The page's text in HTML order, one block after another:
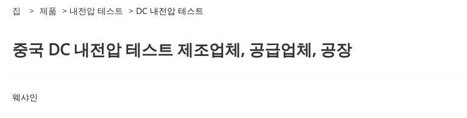
집 > 제품 > 내전압 테스트 > DC 내전압 테스트
중국 DC 내전압 테스트 제조업체, 공급업체, 공장
웨샤인